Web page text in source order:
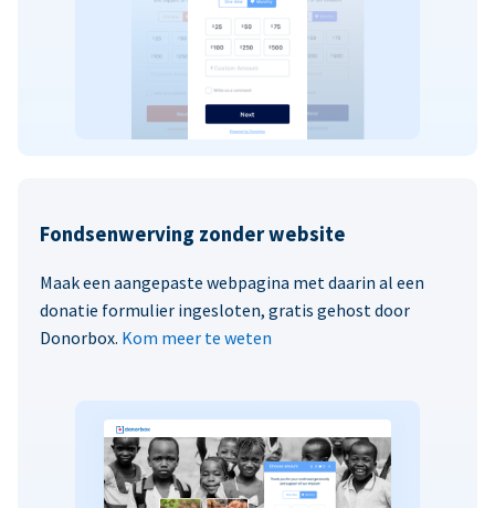
Fondsenwerving zonder website
Maak een aangepaste webpagina met daarin al een
donatie formulier ingesloten, gratis gehost door
Donorbox. Kom meer te weten